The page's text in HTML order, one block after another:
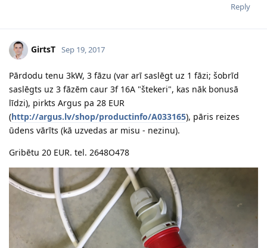
Reply
GirtsT Sep 19, 2017
Pārdodu tenu 3kW, 3 fāzu (var arī saslēgt uz 1 fāzi; šobrīd
saslēgts uz 3 fāzēm caur 3f 16A "štekeri", kas nāk bonusā
līdzi), pirkts Argus pa 28 EUR
(http://argus.lv/shop/productinfo/A033165), pāris reizes
ūdens vārīts (kā uzvedas ar misu - nezinu).
Gribētu 20 EUR. tel. 2648O478